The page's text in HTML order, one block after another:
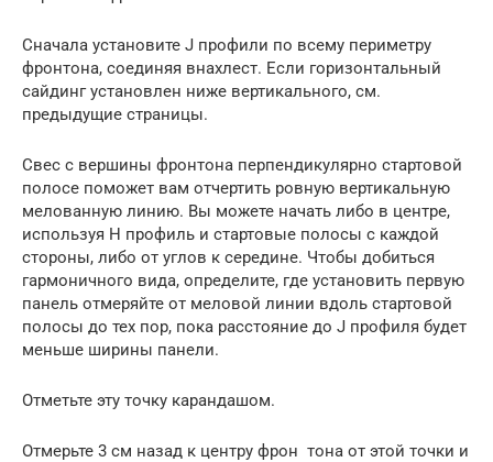
Сначала установите J профили по всему периметру
фронтона, соединяя внахлест. Если горизонтальный
сайдинг установлен ниже вертикального, см.
предыдущие страницы.
Свес с вершины фронтона перпендикулярно стартовой
полосе поможет вам отчертить ровную вертикальную
мелованную линию. Вы можете начать либо в центре,
используя H профиль и стартовые полосы с каждой
стороны, либо от углов к середине. Чтобы добиться
гармоничного вида, определите, где установить первую
панель отмеряйте от меловой линии вдоль стартовой
полосы до тех пор, пока расстояние до J профиля будет
меньше ширины панели.
Отметьте эту точку карандашом.
Отмерьте 3 см назад к центру фрон тона от этой точки и